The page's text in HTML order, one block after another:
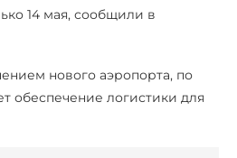
14 мая, сообщили в
нового аэропорта, по
обеспечение логистики для